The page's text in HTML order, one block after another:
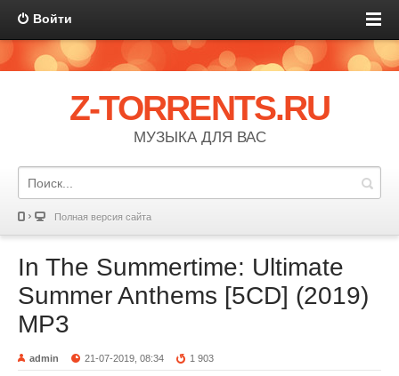
Войти
Z-TORRENTS.RU
МУЗЫКА ДЛЯ ВАС
Полная версия сайта
In The Summertime: Ultimate
Summer Anthems [5CD] (2019)
MP3
admin 21-07-2019, 08:34 1 903